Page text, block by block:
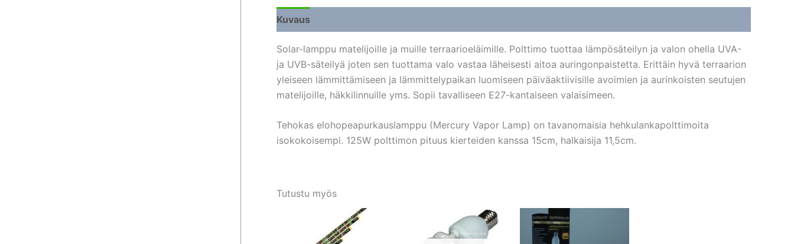
Kuvaus
Solar-lamppu matelijoille ja muille terraarioeläimille. Polttimo tuottaa lämpösäteilyn ja valon ohella UVA-
ja UVB-säteilyä joten sen tuottama valo vastaa läheisesti aitoa auringonpaistetta. Erittäin hyvä terraarion
yleiseen lämmittämiseen ja lämmittelypaikan luomiseen päiväaktiivisille avoimien ja aurinkoisten seutujen
matelijoille, häkkilinnuille yms. Sopii tavalliseen E27-kantaiseen valaisimeen.
Tehokas elohopeapurkauslamppu (Mercury Vapor Lamp) on tavanomaisia hehkulankapolttimoita
isokokoisempi. 125W polttimon pituus kierteiden kanssa 15cm, halkaisija 11,5cm.
Tutustu myös